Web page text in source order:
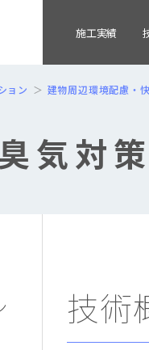
施工実績
ョン 建物周辺環境配慮・
気対策
技術